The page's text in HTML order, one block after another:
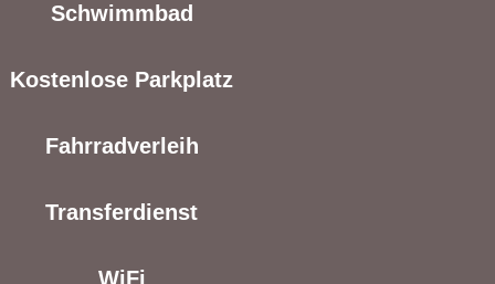
Schwimmbad
Kostenlose Parkplatz
Fahrradverleih
Transferdienst
WiFi